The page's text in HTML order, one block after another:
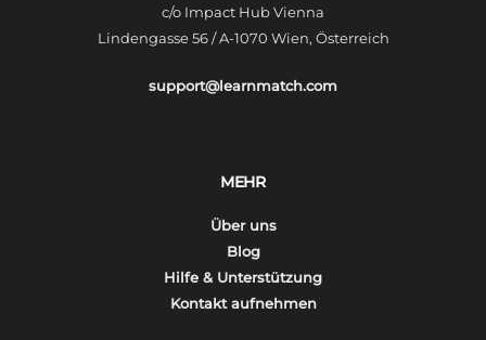
c/o Impact Hub Vienna
Lindengasse 56 / A-1070 Wien, Österreich
support@learnmatch.com
MEHR
Über uns
Blog
Hilfe & Unterstützung
Kontakt aufnehmen